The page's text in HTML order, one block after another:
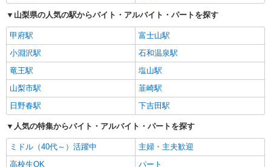
山梨県の人気の駅からバイト・アルバイト・パートを探す
甲府駅
富士山駅
小淵沢駅
石和温泉駅
竜王駅
塩山駅
山梨市駅
韮崎駅
日野春駅
下吉田駅
人気の特集からバイト・アルバイト・パートを探す
ミドル（40代～）活躍中
主婦・主夫歓迎
高校生OK
パート